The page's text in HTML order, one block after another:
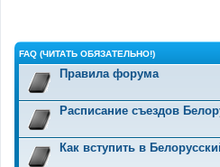
FAQ (ЧИТАТЬ ОБЯЗАТЕЛЬНО!)
Правила форума
Расписание съездов
Как вступить в